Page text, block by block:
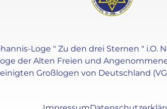
Loge " Zu den drei Sternen " i.O.
der Alten Freien und
Großlogen von Deutschland